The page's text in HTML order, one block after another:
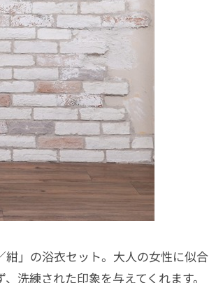
」の浴衣セット。大人の女性に似合
洗練された印象を与えてくれます。